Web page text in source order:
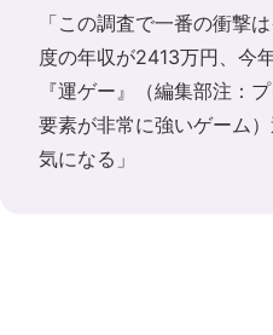
「この調査で一番の衝撃
度の年収が2413万円、今
『運ゲー』（編集部注：
要素が非常に強いゲーム
気になる」